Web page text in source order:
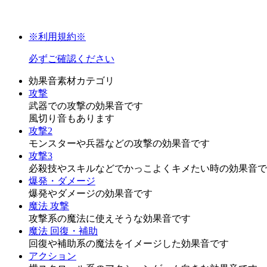
※利用規約※
必ずご確認ください
効果音素材カテゴリ
攻撃
武器での攻撃の効果音です
風切り音もあります
攻撃2
モンスターや兵器などの攻撃の効果音です
攻撃3
必殺技やスキルなどでかっこよくキメたい時の効果音
爆発・ダメージ
爆発やダメージの効果音です
魔法 攻撃
攻撃系の魔法に使えそうな効果音です
魔法 回復・補助
回復や補助系の魔法をイメージした効果音です
アクション